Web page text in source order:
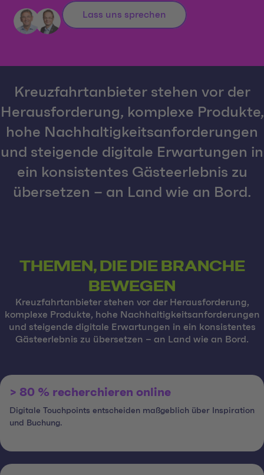
Lass uns sprechen
Kreuzfahrtanbieter stehen vor der
Herausforderung, komplexe Produkte,
hohe Nachhaltigkeitsanforderungen
und steigende digitale Erwartungen in
ein konsistentes Gästeerlebnis zu
übersetzen – an Land wie an Bord.
THEMEN, DIE DIE BRANCHE
BEWEGEN
Kreuzfahrtanbieter stehen vor der Herausforderung,
komplexe Produkte, hohe Nachhaltigkeitsanforderungen
und steigende digitale Erwartungen in ein konsistentes
Gästeerlebnis zu übersetzen – an Land wie an Bord.
> 80 % recherchieren online
Digitale Touchpoints entscheiden maßgeblich über Inspiration
und Buchung.